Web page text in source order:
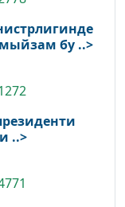
бу ..>
..>